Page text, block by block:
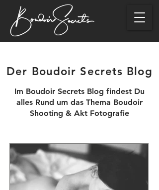
Der Boudoir Secrets Blog
Im Boudoir Secrets Blog findest Du
alles Rund um das Thema Boudoir
Shooting & Akt Fotografie